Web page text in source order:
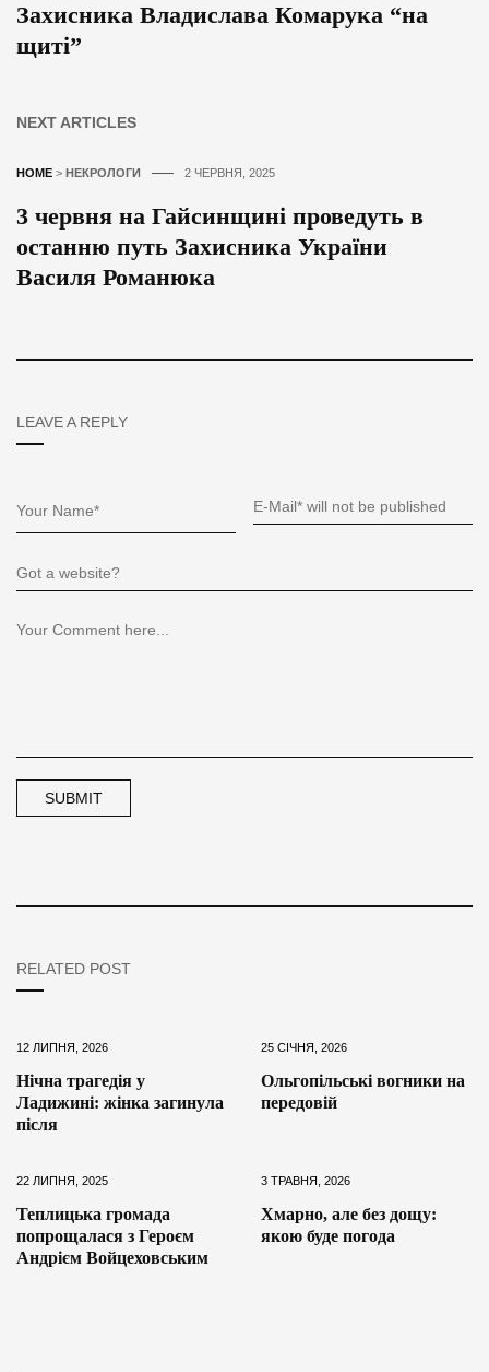
Захисника Владислава Комарука “на
щиті”
NEXT ARTICLES
HOME > НЕКРОЛОГИ 2 ЧЕРВНЯ, 2025
3 червня на Гайсинщині проведуть в
останню путь Захисника України
Василя Романюка
LEAVE A REPLY
RELATED POST
12 ЛИПНЯ, 2026
Нічна трагедія у
Ладижині: жінка загинула
після
25 СІЧНЯ, 2026
Ольгопільські вогники на
передовій
22 ЛИПНЯ, 2025
Теплицька громада
попрощалася з Героєм
Андрієм Войцеховським
3 ТРАВНЯ, 2026
Хмарно, але без дощу:
якою буде погода